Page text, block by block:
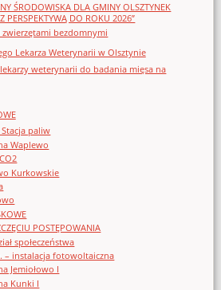
ŚRODOWISKA DLA GMINY OLSZTYNEK
PERSPEKTYWĄ DO ROKU 2026”
bezdomnymi
Lekarza Weterynarii w Olsztynie
weterynarii do badania mięsa na
paliw
Waplewo
Kurkowskie
POSTĘPOWANIA
społeczeństwa
– instalacja fotowoltaiczna
Jemiołowo I
Kunki I